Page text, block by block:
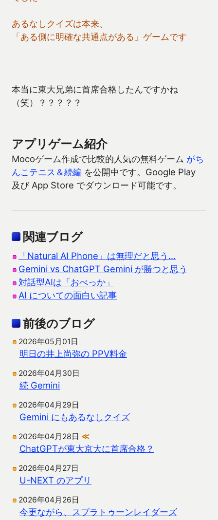
あるなしクイズは本来、
「ある側に明確な共通点がある」ゲームです
本当に東大兄弟に首席合格したんですかね
（笑）？？？？？
アプリゲーム紹介
Mocoゲーム作成で比較的人気の無料ゲーム がち
んこテニス＆続編 を公開中です。Google Play
及び App Store でダウンロード可能です。
関連ブログ
「Natural AI Phone」は無理だと思う…
Gemini vs ChatGPT Gemini が勝つと思う
対話型AIは「おべっか」
AI についての面白い記事
前後のブログ
2026年05月01日
明日の井上尚弥の PPV料金
2026年04月30日
続 Gemini
2026年04月29日
Gemini にもあるなしクイズ
2026年04月28日 ≪
ChatGPTが東大京大に首席合格？
2026年04月27日
U-NEXT のアプリ
2026年04月26日
今更ながら、スプラトゥーンレイダーズ